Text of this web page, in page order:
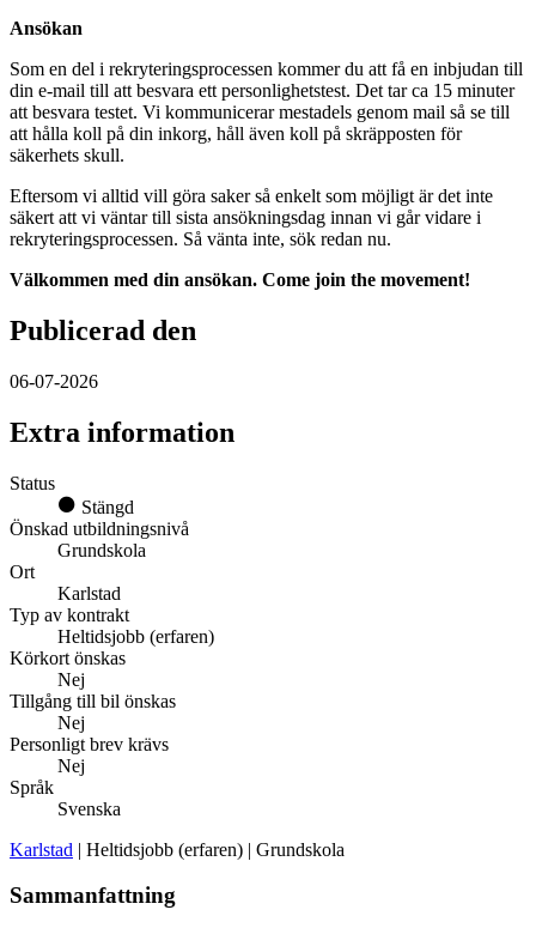
Ansökan
Som en del i rekryteringsprocessen kommer du att få en inbjudan till
din e-mail till att besvara ett personlighetstest. Det tar ca 15 minuter
att besvara testet. Vi kommunicerar mestadels genom mail så se till
att hålla koll på din inkorg, håll även koll på skräpposten för
säkerhets skull.
Eftersom vi alltid vill göra saker så enkelt som möjligt är det inte
säkert att vi väntar till sista ansökningsdag innan vi går vidare i
rekryteringsprocessen. Så vänta inte, sök redan nu.
Välkommen med din ansökan. Come join the movement!
Publicerad den
06-07-2026
Extra information
Status
Stängd
Önskad utbildningsnivå
Grundskola
Ort
Karlstad
Typ av kontrakt
Heltidsjobb (erfaren)
Körkort önskas
Nej
Tillgång till bil önskas
Nej
Personligt brev krävs
Nej
Språk
Svenska
Karlstad | Heltidsjobb (erfaren) | Grundskola
Sammanfattning